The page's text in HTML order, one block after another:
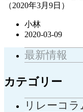
（2020年3月9日）
小林
2020-03-09
最新情報
カテゴリー
リレーコラ